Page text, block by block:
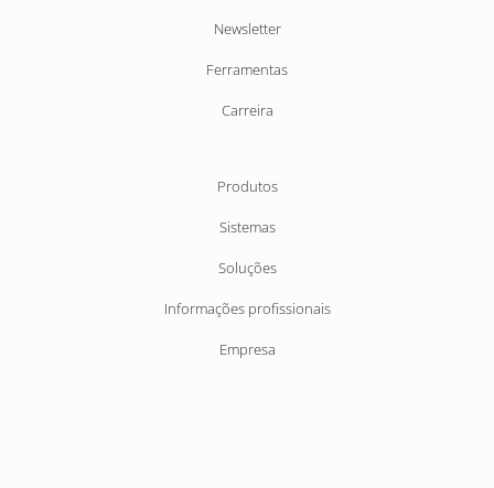
navegação
Newsletter
Ferramentas
Carreira
navegação
Produtos
Sistemas
Soluções
Informações profissionais
Empresa